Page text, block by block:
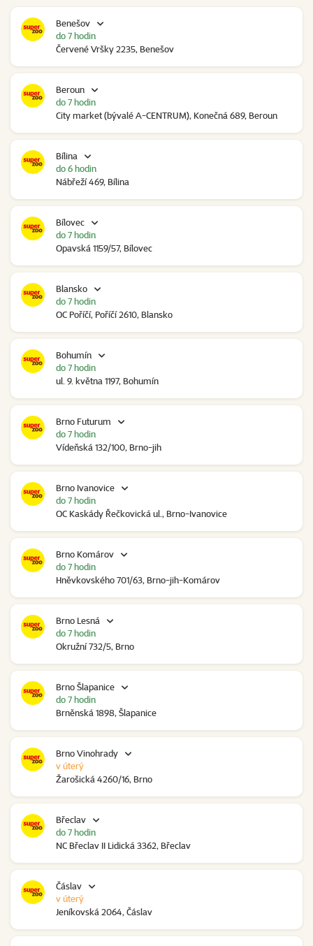
Benešov
Červené Vršky 2235, Benešov
do 7 hodin
Beroun
City market (bývalé A-CENTRUM), Konečná 689, Beroun
do 7 hodin
Bílina
Nábřeží 469, Bílina
do 6 hodin
Bílovec
Opavská 1159/57, Bílovec
do 7 hodin
Blansko
OC Poříčí, Poříčí 2610, Blansko
do 7 hodin
Bohumín
ul. 9. května 1197, Bohumín
do 7 hodin
Brno Futurum
Vídeňská 132/100, Brno-jih
do 7 hodin
Brno Ivanovice
OC Kaskády Řečkovická ul., Brno-Ivanovice
do 7 hodin
Brno Komárov
Hněvkovského 701/63, Brno-jih-Komárov
do 7 hodin
Brno Lesná
Okružní 732/5, Brno
do 7 hodin
Brno Šlapanice
Brněnská 1898, Šlapanice
do 7 hodin
Brno Vinohrady
Žarošická 4260/16, Brno
v úterý
Břeclav
NC Břeclav II Lidická 3362, Břeclav
do 7 hodin
Čáslav
Jeníkovská 2064, Čáslav
v úterý